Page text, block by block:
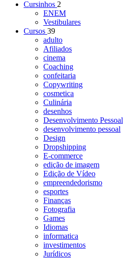
Cursinhos 2
ENEM
Vestibulares
Cursos 39
adulto
Afiliados
cinema
Coaching
confeitaria
Copywriting
cosmetica
Culinária
desenhos
Desenvolvimento Pessoal
desenvolvimento pessoal
Design
Dropshipping
E-commerce
edição de imagem
Edição de Vídeo
empreendedorismo
esportes
Finanças
Fotografia
Games
Idiomas
informatica
investimentos
Jurídicos